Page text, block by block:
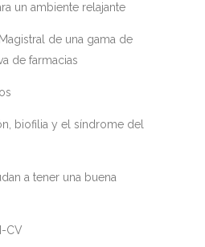
un ambiente relajante
de una gama de
de farmacias
biofilia y el síndrome del
a tener una buena
CV